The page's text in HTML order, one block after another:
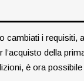
cambiati i requisiti,
l’acquisto della
è ora